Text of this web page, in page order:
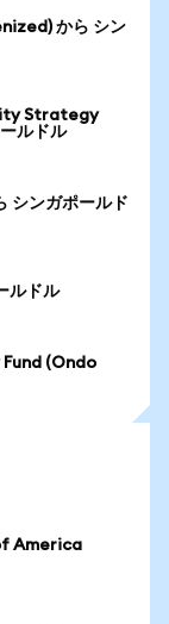
から シン
Strategy
ルドル
シンガポールド
ルドル
(Ondo
America